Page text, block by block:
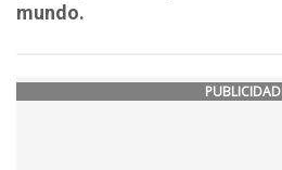
mundo.
PUBLICIDAD